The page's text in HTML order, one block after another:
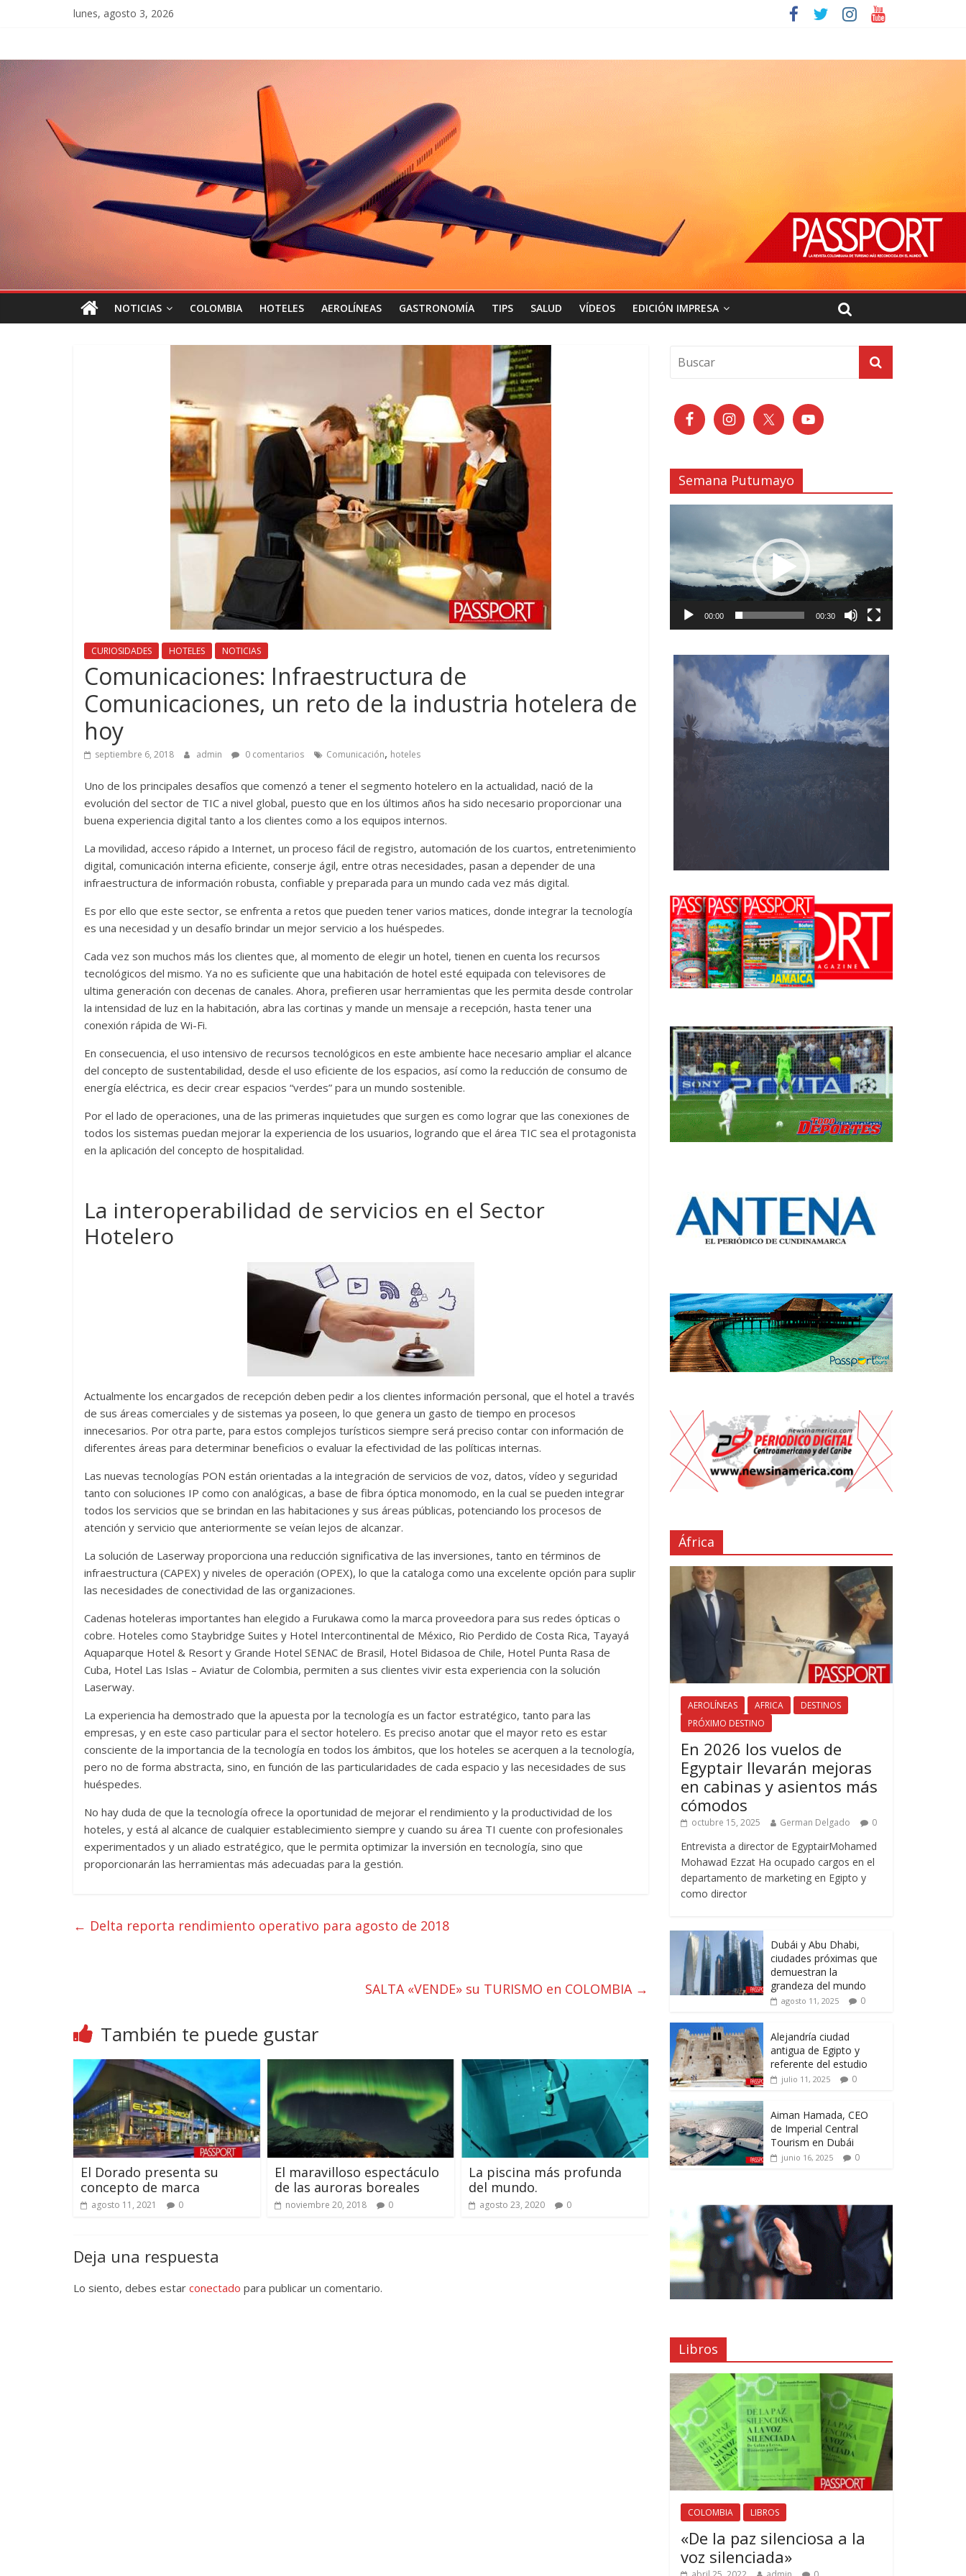
lunes, agosto 3, 2026
NOTICIAS COLOMBIA HOTELES AEROLÍNEAS GASTRONOMÍA TIPS SALUD VÍDEOS EDICIÓN IMPRESA
CURIOSIDADES HOTELES NOTICIAS
Comunicaciones: Infraestructura de
Comunicaciones, un reto de la industria hotelera de
hoy
septiembre 6, 2018 admin 0 comentarios Comunicación, hoteles
Uno de los principales desafíos que comenzó a tener el segmento hotelero en la actualidad, nació de la
evolución del sector de TIC a nivel global, puesto que en los últimos años ha sido necesario proporcionar una
buena experiencia digital tanto a los clientes como a los equipos internos.
La movilidad, acceso rápido a Internet, un proceso fácil de registro, automación de los cuartos, entretenimiento
digital, comunicación interna eficiente, conserje ágil, entre otras necesidades, pasan a depender de una
infraestructura de información robusta, confiable y preparada para un mundo cada vez más digital.
Es por ello que este sector, se enfrenta a retos que pueden tener varios matices, donde integrar la tecnología
es una necesidad y un desafío brindar un mejor servicio a los huéspedes.
Cada vez son muchos más los clientes que, al momento de elegir un hotel, tienen en cuenta los recursos
tecnológicos del mismo. Ya no es suficiente que una habitación de hotel esté equipada con televisores de
ultima generación con decenas de canales. Ahora, prefieren usar herramientas que les permita desde controlar
la intensidad de luz en la habitación, abra las cortinas y mande un mensaje a recepción, hasta tener una
conexión rápida de Wi-Fi.
En consecuencia, el uso intensivo de recursos tecnológicos en este ambiente hace necesario ampliar el alcance
del concepto de sustentabilidad, desde el uso eficiente de los espacios, así como la reducción de consumo de
energía eléctrica, es decir crear espacios “verdes” para un mundo sostenible.
Por el lado de operaciones, una de las primeras inquietudes que surgen es como lograr que las conexiones de
todos los sistemas puedan mejorar la experiencia de los usuarios, logrando que el área TIC sea el protagonista
en la aplicación del concepto de hospitalidad.
La interoperabilidad de servicios en el Sector
Hotelero
Actualmente los encargados de recepción deben pedir a los clientes información personal, que el hotel a través
de sus áreas comerciales y de sistemas ya poseen, lo que genera un gasto de tiempo en procesos
innecesarios. Por otra parte, para estos complejos turísticos siempre será preciso contar con información de
diferentes áreas para determinar beneficios o evaluar la efectividad de las políticas internas.
Las nuevas tecnologías PON están orientadas a la integración de servicios de voz, datos, vídeo y seguridad
tanto con soluciones IP como con analógicas, a base de fibra óptica monomodo, en la cual se pueden integrar
todos los servicios que se brindan en las habitaciones y sus áreas públicas, potenciando los procesos de
atención y servicio que anteriormente se veían lejos de alcanzar.
La solución de Laserway proporciona una reducción significativa de las inversiones, tanto en términos de
infraestructura (CAPEX) y niveles de operación (OPEX), lo que la cataloga como una excelente opción para suplir
las necesidades de conectividad de las organizaciones.
Cadenas hoteleras importantes han elegido a Furukawa como la marca proveedora para sus redes ópticas o
cobre. Hoteles como Staybridge Suites y Hotel Intercontinental de México, Rio Perdido de Costa Rica, Tayayá
Aquaparque Hotel & Resort y Grande Hotel SENAC de Brasil, Hotel Bidasoa de Chile, Hotel Punta Rasa de
Cuba, Hotel Las Islas – Aviatur de Colombia, permiten a sus clientes vivir esta experiencia con la solución
Laserway.
La experiencia ha demostrado que la apuesta por la tecnología es un factor estratégico, tanto para las
empresas, y en este caso particular para el sector hotelero. Es preciso anotar que el mayor reto es estar
consciente de la importancia de la tecnología en todos los ámbitos, que los hoteles se acerquen a la tecnología,
pero no de forma abstracta, sino, en función de las particularidades de cada espacio y las necesidades de sus
huéspedes.
No hay duda de que la tecnología ofrece la oportunidad de mejorar el rendimiento y la productividad de los
hoteles, y está al alcance de cualquier establecimiento siempre y cuando su área TI cuente con profesionales
experimentados y un aliado estratégico, que le permita optimizar la inversión en tecnología, sino que
proporcionarán las herramientas más adecuadas para la gestión.
← Delta reporta rendimiento operativo para agosto de 2018
SALTA «VENDE» su TURISMO en COLOMBIA →
También te puede gustar
El Dorado presenta su
concepto de marca
agosto 11, 2021 0
El maravilloso espectáculo
de las auroras boreales
noviembre 20, 2018 0
La piscina más profunda
del mundo.
agosto 23, 2020 0
Deja una respuesta
Lo siento, debes estar conectado para publicar un comentario.
Semana Putumayo
vídeo
00:00 00:30
África
AEROLÍNEAS AFRICA
DESTINOS
PRÓXIMO DESTINO
En 2026 los vuelos de
Egyptair llevarán mejoras
en cabinas y asientos más
cómodos
octubre 15, 2025 German Delgado 0
Entrevista a director de EgyptairMohamed
Mohawad Ezzat Ha ocupado cargos en el
departamento de marketing en Egipto y
como director
Dubái y Abu Dhabi,
ciudades próximas que
demuestran la
grandeza del mundo
agosto 11, 2025 0
Alejandría ciudad
antigua de Egipto y
referente del estudio
julio 11, 2025 0
Aiman Hamada, CEO
de Imperial Central
Tourism en Dubái
junio 16, 2025 0
Libros
COLOMBIA LIBROS
«De la paz silenciosa a la
voz silenciada»